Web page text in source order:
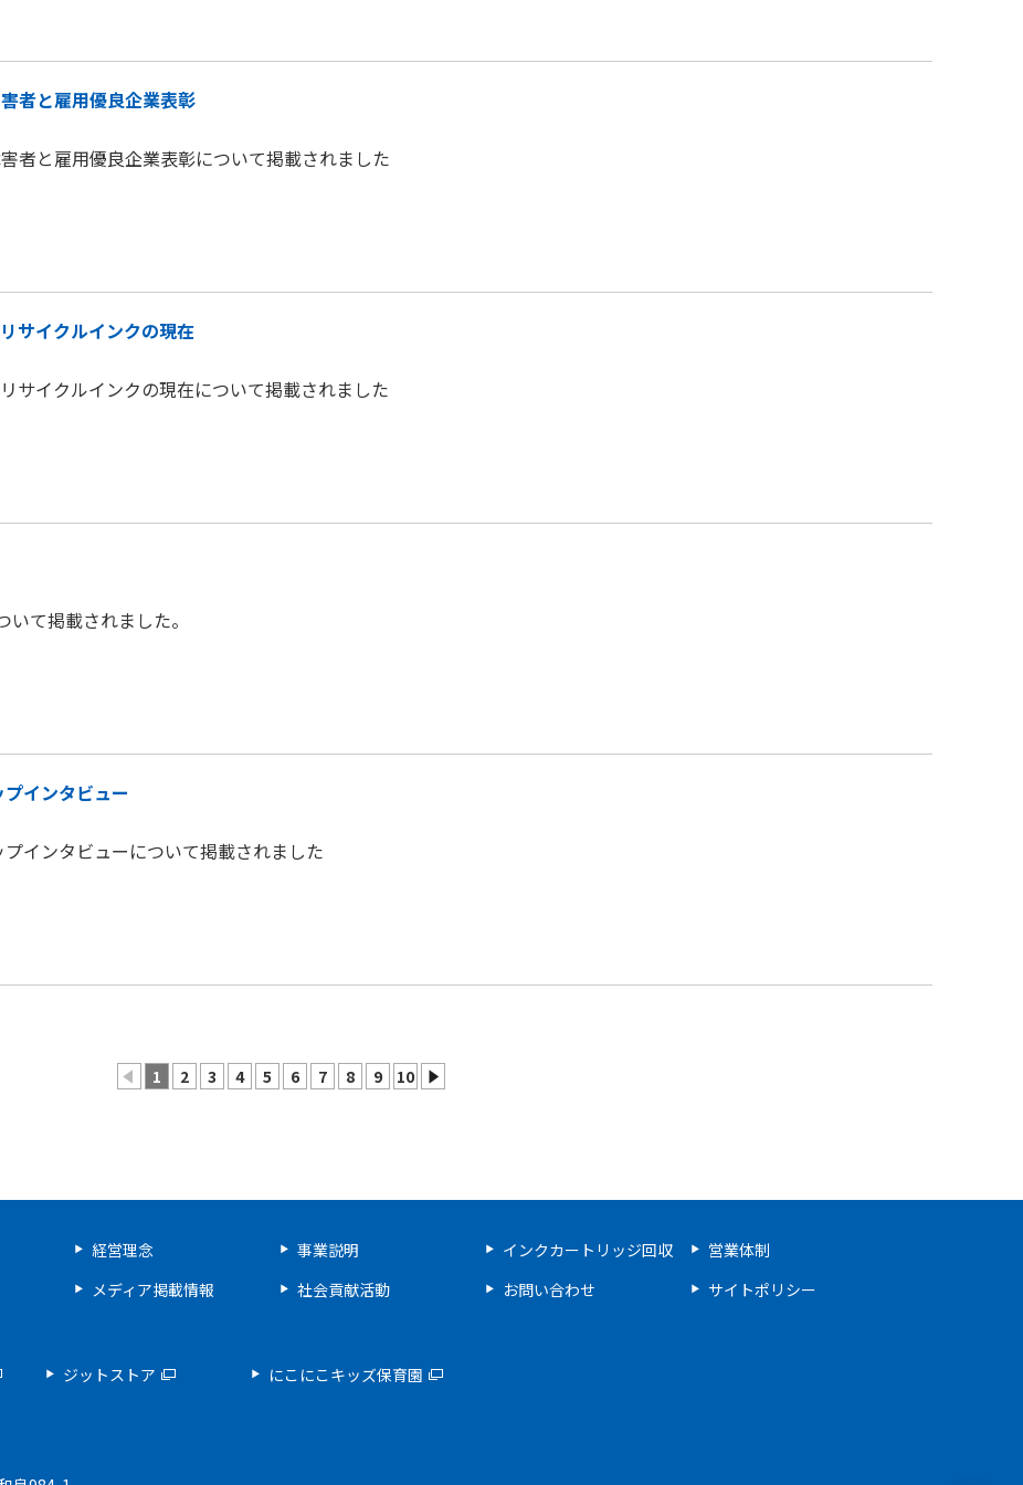
者と雇用優良企業表彰
者と雇用優良企業表彰について掲載されました
サイクルインクの現在
サイクルインクの現在について掲載されました
て掲載されました。
インタビュー
インタビューについて掲載されました
1 2 3 4 5 6 7 8 9
10
経営理念 事業説明 インクカートリッジ回収
営業体制
メディア掲載情報 社会貢献活動 お問い合わせ
サイトポリシー
ジットストア にこにこキッズ保育園